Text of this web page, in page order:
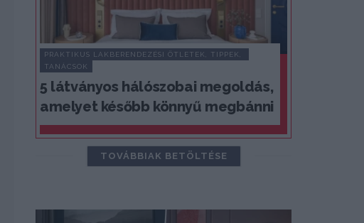
PRAKTIKUS LAKBERENDEZÉSI ÖTLETEK, TIPPEK,
TANÁCSOK
5 látványos hálószobai megoldás,
amelyet később könnyű megbánni
TOVÁBBIAK BETÖLTÉSE